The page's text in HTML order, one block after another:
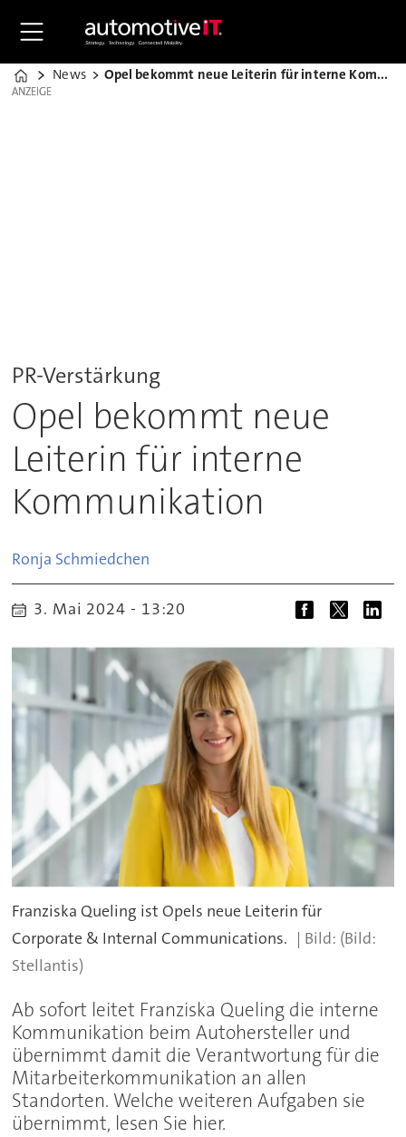
Home
News Opel bekommt neue Leiterin für interne Kommunikation
ANZEIGE
ANZEIGE
PR-Verstärkung
Opel bekommt neue
Leiterin für interne
Kommunikation
Ronja Schmiedchen
3. Mai 2024 - 13:20
Franziska Queling ist Opels neue Leiterin für
Corporate & Internal Communications.
(Bild:
Stellantis)
Ab sofort leitet Franziska Queling die interne
Kommunikation beim Autohersteller und
übernimmt damit die Verantwortung für die
Mitarbeiterkommunikation an allen
Standorten. Welche weiteren Aufgaben sie
übernimmt, lesen Sie hier.